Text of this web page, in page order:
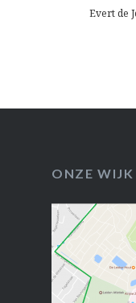
Evert de
ONZE WIJK